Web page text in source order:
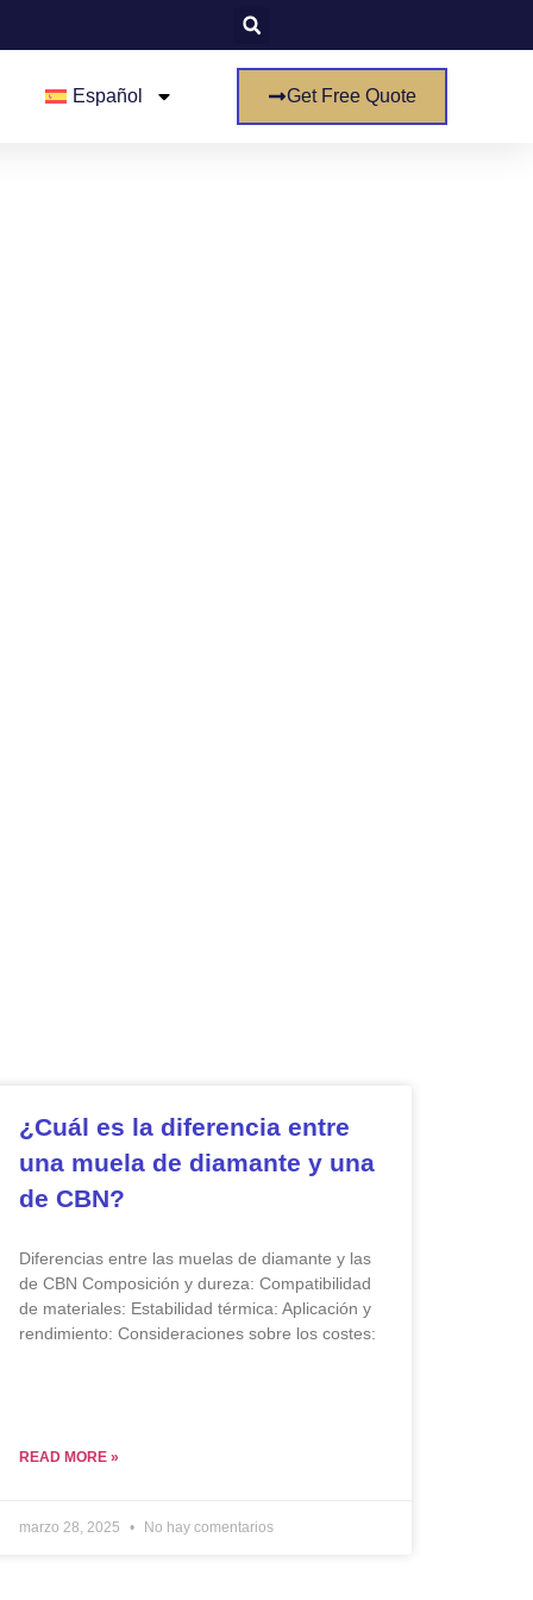
Español Get Free Quote
¿Cuál es la diferencia entre
una muela de diamante y una
de CBN?
Diferencias entre las muelas de diamante y las
de CBN Composición y dureza: Compatibilidad
de materiales: Estabilidad térmica: Aplicación y
rendimiento: Consideraciones sobre los costes:
READ MORE »
marzo 28, 2025 No hay comentarios